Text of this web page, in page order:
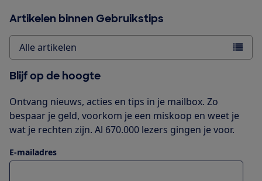
Artikelen binnen Gebruikstips
Alle artikelen
Blijf op de hoogte
Ontvang nieuws, acties en tips in je mailbox. Zo
bespaar je geld, voorkom je een miskoop en weet je
wat je rechten zijn. Al 670.000 lezers gingen je voor.
E-mailadres